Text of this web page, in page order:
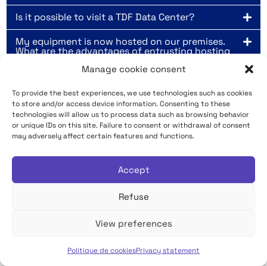
Manage cookie consent
To provide the best experiences, we use technologies such as cookies
to store and/or access device information. Consenting to these
technologies will allow us to process data such as browsing behavior
or unique IDs on this site. Failure to consent or withdrawal of consent
may adversely affect certain features and functions.
Accept
Refuse
View preferences
Politique de cookiesPrivacy statement
Is it possible to visit a TDF Data Center?
My equipment is now hosted on our premises.
What are the advantages of entrusting hosting
Qu'est ce que le High Performance Computing
(HPC) ?
Qu'est ce qu'un Data Center en colocation ?
Qu'est ce qu'un bon PUE pour un Data Center ?
English